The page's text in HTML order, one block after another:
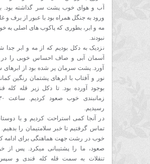
آب و هوای خوب پشت سر گذاشته بود. با
ورود به جنگل همراه بود با عبور از برف و
مه و ابر، بطوری که پاکوب های اصلی
نبودند.
نزدیک به دکل بودیم که از مه و ابر جدا
آسمان آبی و صاف احساس خوبی را در
آورد. پشت سرمان پر شده بود از ابرهای
نور و آفتاب با ابرهای پشتمان رنگین
بوجود آورده بود. تا دکل زیر قله کله
رسیدیم.
در آنجا کمی استراحت کردیم و با
تماس گرفتیم تا خبر سلامتیمان را بدهیم.
خوب در رشت جهت هماهنگی برای ادامه
صعود، ما را پشتیبانی میکرد. پس از
تنقلات به سمت قله کله قندی و سپس